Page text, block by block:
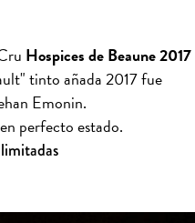
Hospices de Beaune 2017
tinto añada 2017 fue
Emonin.
perfecto estado.